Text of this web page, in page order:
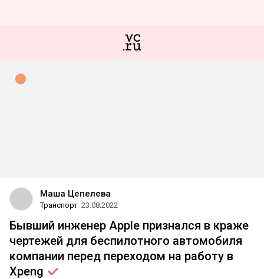
Маша Цепелева
Транспорт 23.08.2022
Бывший инженер Apple признался в краже
чертежей для беспилотного автомобиля
компании перед переходом на работу в
Xpeng